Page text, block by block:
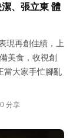
、張立東 體
現再創佳績，上
美食，收視創
當大家手忙腳亂
0 分享